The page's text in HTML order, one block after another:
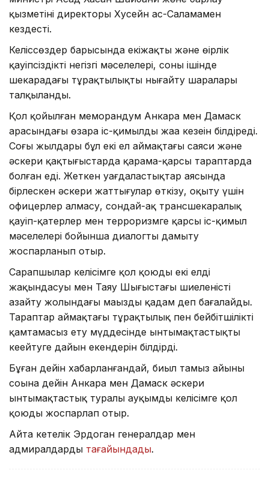
қызметінің директоры Хусейн ас-Саламамен
кездесті.
Келіссөздер барысында екіжақты және өңірлік
қауіпсіздіктің негізгі мәселелері, соның ішінде
шекарадағы тұрақтылықты нығайту шаралары
талқыланды.
Қол қойылған меморандум Анкара мен Дамаск
арасындағы өзара іс-қимылдың жаңа кезеңін білдіреді.
Соңғы жылдары бұл екі ел аймақтағы саяси және
әскери қақтығыстарда қарама-қарсы тараптарда
болған еді. Жеткен уағдаластықтар аясында
бірлескен әскери жаттығулар өткізу, оқыту үшін
офицерлер алмасу, сондай-ақ трансшекаралық
қауіп-қатерлер мен терроризмге қарсы іс-қимыл
мәселелері бойынша диалогты дамыту
жоспарланып отыр.
Сарапшылар келісімге қол қоюды екі елдің
жақындасуы мен Таяу Шығыстағы шиеленісті
азайту жолындағы маңызды қадам деп бағалайды.
Тараптар аймақтағы тұрақтылық пен бейбітшілікті
қамтамасыз ету мүддесінде ынтымақтастықты
кеңейтуге дайын екендерін білдірді.
Бұған дейін хабарланғандай, биыл тамыз айының
соңына дейін Анкара мен Дамаск әскери
ынтымақтастық туралы ауқымды келісімге қол
қоюды жоспарлап отыр.
Айта кетелік Эрдоган генералдар мен
адмиралдарды тағайындады.